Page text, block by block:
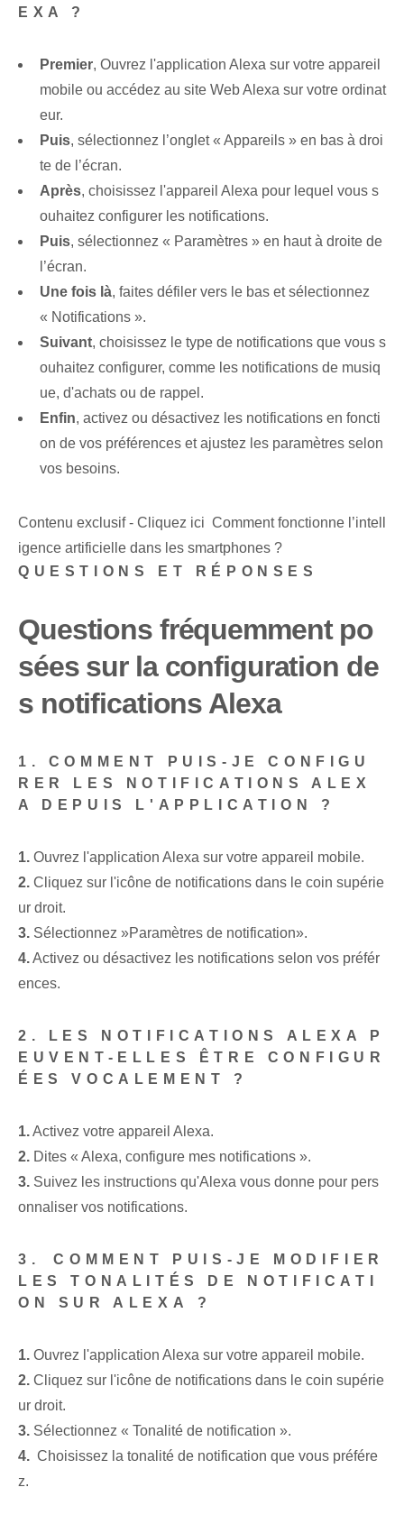
EXA ?
Premier,⁣ Ouvrez l'application Alexa sur votre appareil
mobile ou accédez au site Web Alexa sur votre ordinat
eur.
Puis, sélectionnez l’onglet « Appareils » en bas à droi
te de l’écran.
Après, choisissez l'appareil Alexa pour lequel vous s
ouhaitez configurer les notifications.
Puis, sélectionnez « Paramètres » en haut à droite de
l’écran.
Une fois là,‍ faites défiler vers le bas et sélectionnez
« Notifications ».
Suivant, choisissez le type de notifications que vous s
ouhaitez configurer, comme les notifications de musiq
ue, d'achats ou de rappel.
Enfin, activez ou désactivez les notifications en foncti
on de vos préférences et ajustez les paramètres selon
vos besoins.
Contenu exclusif - Cliquez ici Comment fonctionne l’intell
igence artificielle dans les smartphones ?
QUESTIONS ET RÉPONSES
Questions fréquemment po
sées sur la configuration de
s notifications Alexa
1. COMMENT PUIS-JE ‌CONFIGU
RER‍ LES NOTIFICATIONS ALEX
A‌ DEPUIS L'APPLICATION ?
1. Ouvrez l'application Alexa sur votre appareil mobile.
2. ‌Cliquez sur l'icône de notifications dans le coin supérie
ur droit.
3. ‍Sélectionnez ​»Paramètres de notification».
4.Activez ou désactivez les notifications selon vos préfér
ences.
2. LES NOTIFICATIONS ALEXA P
EUVENT-ELLES ÊTRE CONFIGUR
ÉES VOCALEMENT ?
1.Activez votre appareil Alexa.
2. Dites « Alexa, configure mes notifications ».
3. Suivez les instructions qu'Alexa vous donne pour pers
onnaliser vos notifications.
3.⁢ COMMENT PUIS-JE MODIFIER
LES TONALITÉS DE NOTIFICATI
ON SUR ALEXA ?
1. Ouvrez l'application Alexa sur votre appareil mobile.
2. ‌Cliquez sur l'icône de notifications dans le coin supérie
ur droit.
3. Sélectionnez « Tonalité de notification ».
4. ⁢ Choisissez la tonalité de notification que vous préfére
z.